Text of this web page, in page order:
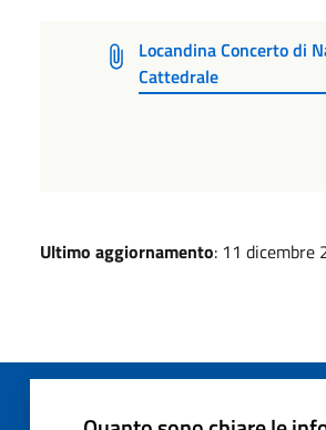
Locandina Concerto di
Cattedrale
Ultimo aggiornamento: 11 dicembre